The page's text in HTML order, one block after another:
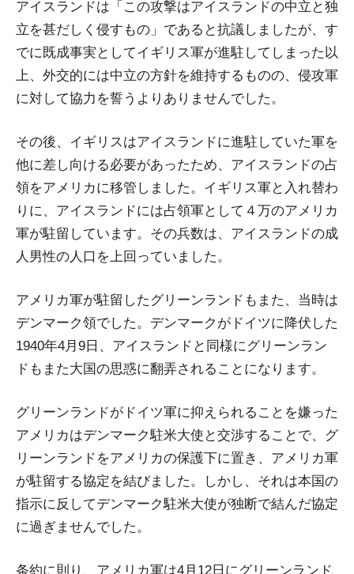
アイスランドは「この攻撃はアイスランドの中立と独
立を甚だしく侵すもの」であると抗議しましたが、す
でに既成事実としてイギリス軍が進駐してしまった以
上、外交的には中立の方針を維持するものの、侵攻軍
に対して協力を誓うよりありませんでした。
その後、イギリスはアイスランドに進駐していた軍を
他に差し向ける必要があったため、アイスランドの占
領をアメリカに移管しました。イギリス軍と入れ替わ
りに、アイスランドには占領軍として４万のアメリカ
軍が駐留しています。その兵数は、アイスランドの成
人男性の人口を上回っていました。
アメリカ軍が駐留したグリーンランドもまた、当時は
デンマーク領でした。デンマークがドイツに降伏した
1940年4月9日、アイスランドと同様にグリーンラン
ドもまた大国の思惑に翻弄されることになります。
グリーンランドがドイツ軍に抑えられることを嫌った
アメリカはデンマーク駐米大使と交渉することで、グ
リーンランドをアメリカの保護下に置き、アメリカ軍
が駐留する協定を結びました。しかし、それは本国の
指示に反してデンマーク駐米大使が独断で結んだ協定
に過ぎませんでした。
条約に則り、アメリカ軍は4月12日にグリーンランド